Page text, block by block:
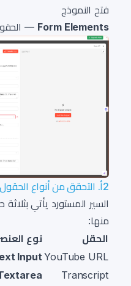
فتح النموذج
Form Elements
—
2أ. التحقق من أنواع الحقول
السير المستورد يأتي
منها:
الحقل
نوع
YouTube URL
Input
Transcript